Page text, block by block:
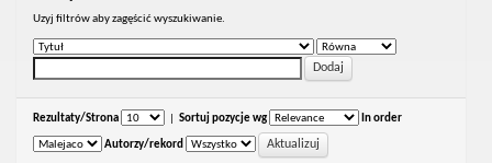
Uzyj filtrów aby zagęścić wyszukiwanie.
Rezultaty/Strona Sortuj pozycje wg In order
Autorzy/rekord